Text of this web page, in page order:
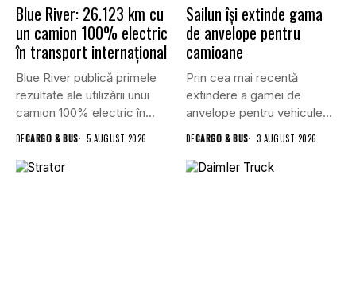
Blue River: 26.123 km cu
un camion 100% electric
în transport internațional
Blue River publică primele
rezultate ale utilizării unui
camion 100% electric în...
DECARGO & BUS 5 AUGUST 2026
Sailun își extinde gama
de anvelope pentru
camioane
Prin cea mai recentă
extindere a gamei de
anvelope pentru vehicule
DECARGO & BUS 3 AUGUST 2026